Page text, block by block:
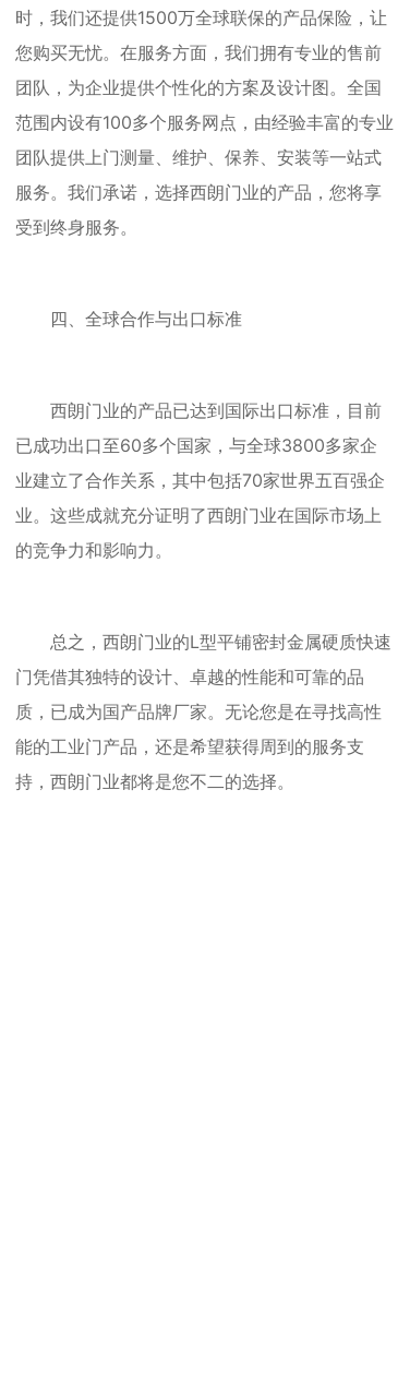
时，我们还提供1500万全球联保的产品保险，让
您购买无忧。在服务方面，我们拥有专业的售前
团队，为企业提供个性化的方案及设计图。全国
范围内设有100多个服务网点，由经验丰富的专业
团队提供上门测量、维护、保养、安装等一站式
服务。我们承诺，选择西朗门业的产品，您将享
受到终身服务。
四、全球合作与出口标准
西朗门业的产品已达到国际出口标准，目前
已成功出口至60多个国家，与全球3800多家企
业建立了合作关系，其中包括70家世界五百强企
业。这些成就充分证明了西朗门业在国际市场上
的竞争力和影响力。
总之，西朗门业的L型平铺密封金属硬质快速
门凭借其独特的设计、卓越的性能和可靠的品
质，已成为国产品牌厂家。无论您是在寻找高性
能的工业门产品，还是希望获得周到的服务支
持，西朗门业都将是您不二的选择。